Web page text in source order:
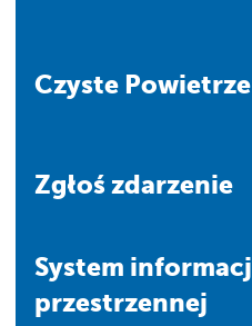
Czyste Powietrze
Zgłoś zdarzenie
system informacji
przestrzennej